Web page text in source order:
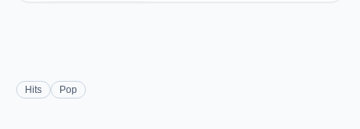
Hits Pop